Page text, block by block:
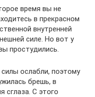
время вы не
в прекрасном
внутренней
силе. Но вот у
простудились.
ослабли, поэтому
брешь, в
сглаза. С этого